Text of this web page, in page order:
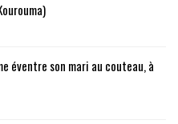
éventre son mari au couteau, à